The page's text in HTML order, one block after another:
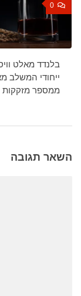
0
בלנדד מאלט
ייחודי המשלב
ממספר מזקקות
השאר תגובה